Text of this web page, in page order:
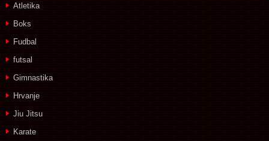
Atletika
Boks
Fudbal
futsal
Gimnastika
Hrvanje
Jiu Jitsu
Karate